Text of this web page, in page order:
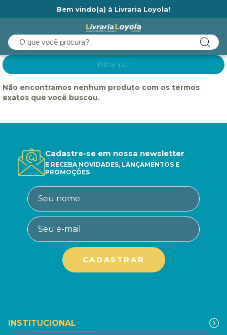
Bem vindo(a) à Livraria Loyola!
Filtrar por
Não encontramos nenhum produto com os termos
exatos que você buscou.
Cadastre-se em nossa newsletter
E RECEBA NOVIDADES, LANÇAMENTOS E
PROMOÇÕES
INSTITUCIONAL